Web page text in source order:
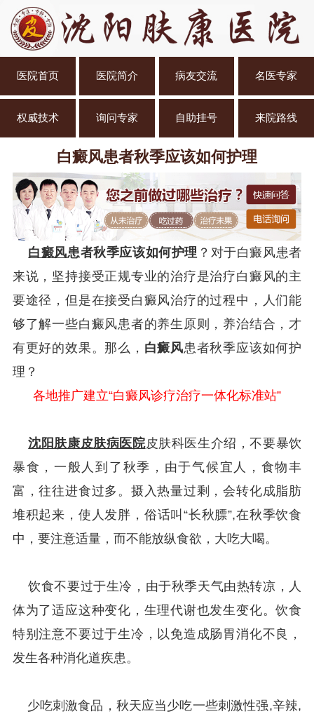
医院首页 医院简介 病友交流 名医专家
权威技术 询问专家 自助挂号 来院路线
白癜风患者秋季应该如何护理
白癜风患者秋季应该如何护理 ？对于白癜风患者
来说，坚持接受正规专业的治疗是治疗白癜风的主
要途径，但是在接受白癜风治疗的过程中，人们能
够了解一些白癜风患者的养生原则，养治结合，才
有更好的效果。那么， 白癜风患者秋季应该如何护
理？
各地推广建立“白癜风诊疗治疗一体化标准站”
沈阳肤康皮肤病医院皮肤科医生介绍，不要暴饮
暴食，一般人到了秋季，由于气候宜人，食物丰
富，往往进食过多。摄入热量过剩，会转化成脂肪
堆积起来，使人发胖，俗话叫“长秋膘”,在秋季饮食
中，要注意适量，而不能放纵食欲，大吃大喝。
饮食不要过于生冷，由于秋季天气由热转凉，人
体为了适应这种变化，生理代谢也发生变化。饮食
特别注意不要过于生冷，以免造成肠胃消化不良，
发生各种消化道疾患。
少吃刺激食品，秋天应当少吃一些刺激性强,辛辣,